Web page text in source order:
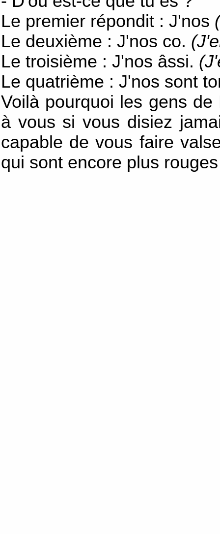
Le premier répondit : J'nos
Le deuxième : J'nos co.
Le troisième : J'nos âssi.
Le quatrième : J'nos sont
Voilà pourquoi les gens
à vous si vous disiez
capable de vous faire
qui sont encore plus